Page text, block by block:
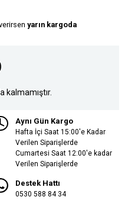
yarın kargoda
kalmamıştır.
Aynı Gün Kargo
Hafta İçi Saat 15:00'e Kadar
Verilen Siparişlerde
Cumartesi Saat 12:00'e kadar
Verilen Siparişlerde
Destek Hattı
0530 588 84 34